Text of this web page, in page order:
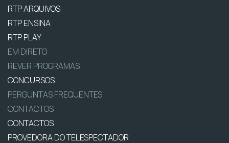
RTP ARQUIVOS
RTP ENSINA
RTP PLAY
EM DIRETO
REVER PROGRAMAS
CONCURSOS
PERGUNTAS FREQUENTES
CONTACTOS
CONTACTOS
PROVEDORA DO TELESPECTADOR